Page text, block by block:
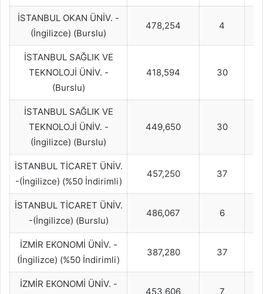
İSTANBUL OKAN ÜNİV. -
(İngilizce) (Burslu)
478,254 4
İSTANBUL SAĞLIK VE
TEKNOLOJİ ÜNİV. -
(Burslu)
418,594 30
İSTANBUL SAĞLIK VE
TEKNOLOJİ ÜNİV. -
(İngilizce) (Burslu)
449,650 30
İSTANBUL TİCARET ÜNİV.
-(İngilizce) (%50 İndirimli)
457,250 37
İSTANBUL TİCARET ÜNİV.
-(İngilizce) (Burslu)
486,067 6
İZMİR EKONOMİ ÜNİV. -
(İngilizce) (%50 İndirimli)
387,280 37
İZMİR EKONOMİ ÜNİV. -
453,606 7